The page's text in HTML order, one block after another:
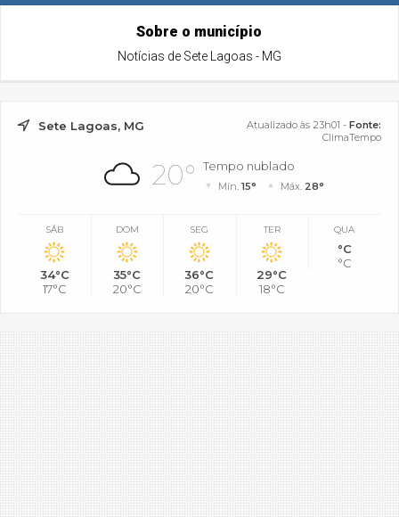
Sobre o município
Notícias de Sete Lagoas - MG
Sete Lagoas, MG Atualizado às 23h01 - Fonte:
ClimaTempo
20° Tempo nublado
Mín.15° Máx. 28°
SÁB
34°C
17°C
DOM
35°C
20°C
SEG
36°C
20°C
TER
29°C
18°C
QUA
°C
°C